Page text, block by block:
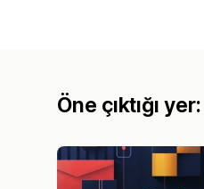
Öne çıktığı yer: